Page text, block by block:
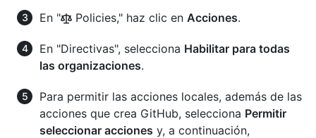
En " Policies," haz clic en Acciones.
En "Directivas", selecciona Habilitar para todas
las organizaciones.
Para permitir las acciones locales, además de las
acciones que crea GitHub, selecciona Permitir
seleccionar acciones y, a continuación,